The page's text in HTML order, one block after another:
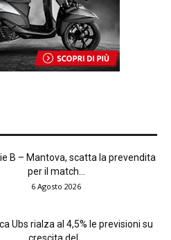
B – Mantova, scatta la prevendita
per il match...
6 Agosto 2026
Ubs rialza al 4,5% le previsioni su